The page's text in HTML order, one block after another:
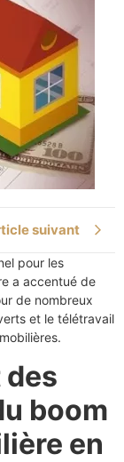
suivant
pour les
a accentué de
de nombreux
et le télétravail
boom
en